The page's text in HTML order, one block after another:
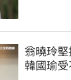
翁曉玲
韓國瑜受